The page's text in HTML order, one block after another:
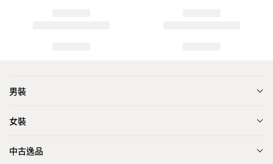
男裝
女裝
中古逸品